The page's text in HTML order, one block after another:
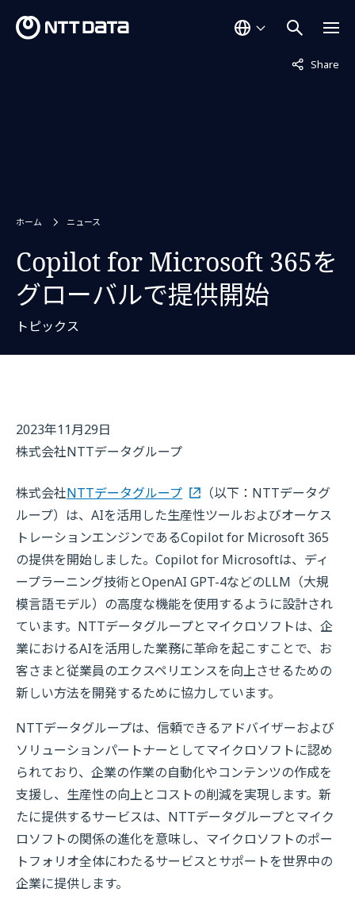
Share
非表示中
ホーム ニュース
Copilot for Microsoft 365を
グローバルで提供開始
トピックス
2023年11月29日
株式会社NTTデータグループ
株式会社NTTデータグループ
（以下：NTTデータグ
ループ）は、AIを活用した生産性ツールおよびオーケス
トレーションエンジンであるCopilot for Microsoft 365
の提供を開始しました。Copilot for Microsoftは、ディ
ープラーニング技術とOpenAI GPT-4などのLLM（大規
模言語モデル）の高度な機能を使用するように設計され
ています。NTTデータグループとマイクロソフトは、企
業におけるAIを活用した業務に革命を起こすことで、お
客さまと従業員のエクスペリエンスを向上させるための
新しい方法を開発するために協力しています。
NTTデータグループは、信頼できるアドバイザーおよび
ソリューションパートナーとしてマイクロソフトに認め
られており、企業の作業の自動化やコンテンツの作成を
支援し、生産性の向上とコストの削減を実現します。新
たに提供するサービスは、NTTデータグループとマイク
ロソフトの関係の進化を意味し、マイクロソフトのポー
トフォリオ全体にわたるサービスとサポートを世界中の
企業に提供します。